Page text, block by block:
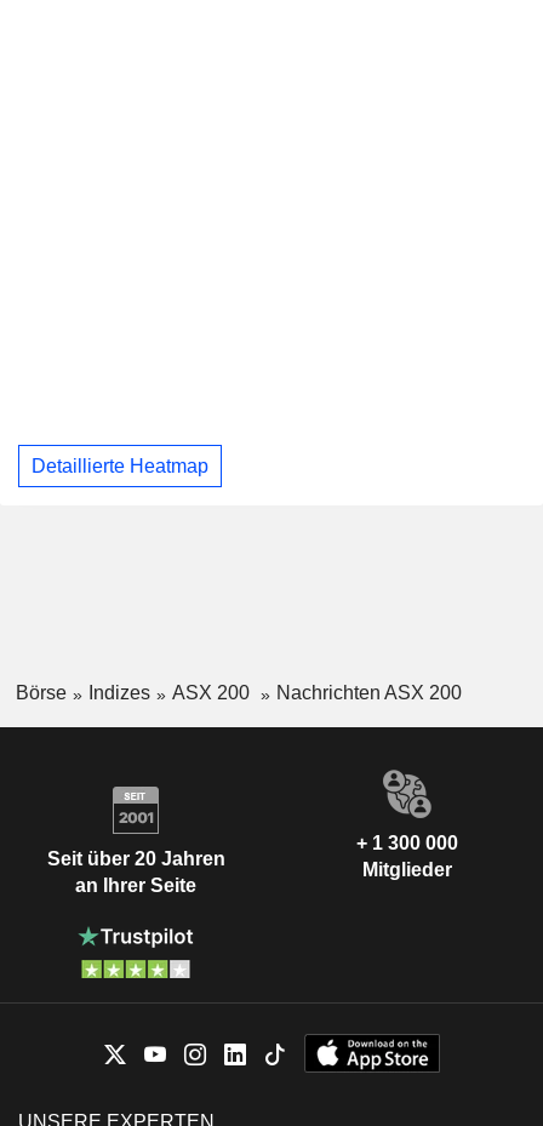
Detaillierte Heatmap
Börse Indizes ASX 200 Nachrichten ASX 200
Seit über 20 Jahren
an Ihrer Seite
+ 1 300 000
Mitglieder
UNSERE EXPERTEN